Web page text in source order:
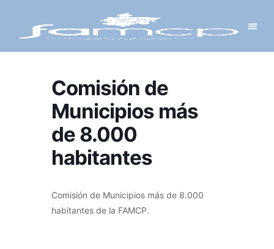
Comisión de
Municipios más
de 8.000
habitantes
Comisión de Municipios más de 8.000
habitantes de la FAMCP.